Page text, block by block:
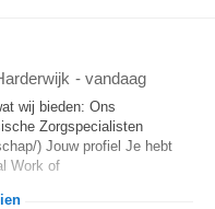
- vandaag
wij bieden: Ons
Zorgspecialisten
) Jouw profiel Je hebt
Work of